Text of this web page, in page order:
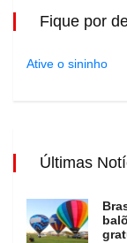
Fique por
Ative o sininho
Últimas